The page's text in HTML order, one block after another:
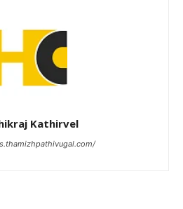
Kathirvel